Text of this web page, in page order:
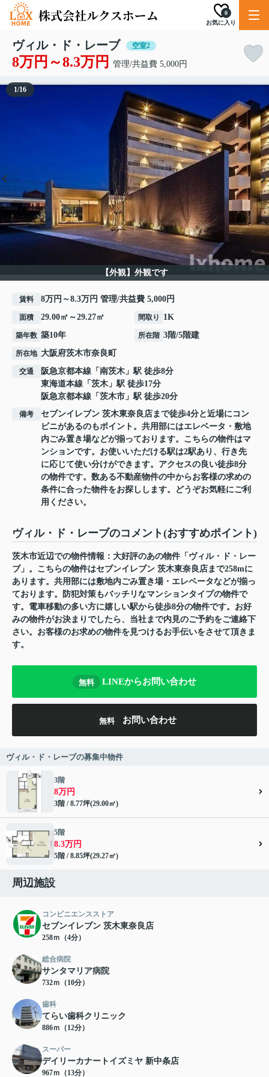
お気に入り
0
ヴィル・ド・レーブ 空室2
8万円～8.3万円 管理/共益費 5,000円
【外観】外観です
1/16
賃料 8万円～8.3万円 管理/共益費 5,000円
面積 29.00㎡～29.27㎡ 間取り 1K
築年数 築10年 所在階 3階/5階建
所在地 大阪府茨木市奈良町
交通 阪急京都本線 「 南茨木 」駅 徒歩8分
東海道本線 「 茨木 」駅 徒歩17分
阪急京都本線 「 茨木市 」駅 徒歩20分
備考
セブンイレブン 茨木東奈良店まで徒歩4分と近場にコン
ビニがあるのもポイント。共用部にはエレベータ・敷地
内ごみ置き場などが揃っております。こちらの物件はマ
ンションです。お使いいただける駅は2駅あり、行き先
に応じて使い分けができます。アクセスの良い徒歩8分
の物件です。数ある不動産物件の中からお客様の求めの
条件に合った物件をお探しします。どうぞお気軽にご利
用ください。
ヴィル・ド・レーブのコメント(おすすめポイント)
茨木市近辺での物件情報：大好評のあの物件「ヴィル・ド・レー
ブ」。こちらの物件はセブンイレブン 茨木東奈良店まで258mに
あります。共用部には敷地内ごみ置き場・エレベータなどが揃っ
ております。防犯対策もバッチリなマンションタイプの物件で
す。電車移動の多い方に嬉しい駅から徒歩8分の物件です。お好
みの物件がお決まりでしたら、当社まで内見のご予約をご連絡下
さい。お客様のお求めの物件を見つけるお手伝いをさせて頂きま
す。
無料 LINEからお問い合わせ
無料 お問い合わせ
ヴィル・ド・レーブの募集中物件
3階
8万円
3階 / 8.77坪(29.00㎡)
5階
8.3万円
5階 / 8.85坪(29.27㎡)
周辺施設
コンビニエンスストア
セブンイレブン 茨木東奈良店
258ｍ（4分）
総合病院
サンタマリア病院
732ｍ（10分）
歯科
てらい歯科クリニック
886ｍ（12分）
スーパー
デイリーカナートイズミヤ 新中条店
967ｍ（13分）